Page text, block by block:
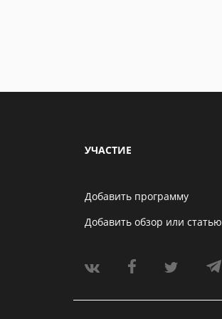
УЧАСТИЕ
Добавить программу
Добавить обзор или статью